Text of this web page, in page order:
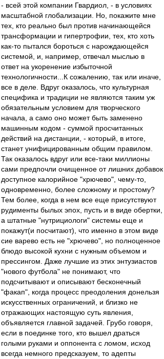
- всей этой компании Гвардиол, - в условиях
масштабной глобализации. Но, покажите мне
тех, кто реально был против начинающейся
трансформации и гипертрофии, тех, кто хоть
как-то пытался бороться с нарождающейся
системой, и, например, отвечал мыслью в
ответ на укоренение избыточной
технологичности...К сожалению, так или иначе,
все в деле. Вдруг оказалось, что культурная
специфика и традиции не являются таким уж
обязательным условием для творческого
начала, а само оно может быть заменено
машинным кодом - суммой просчитанных
действий на дистанции, - который, в итоге,
станет унифицированным общим правилом.
Так оказалось вдруг или все-таки миллионы
сами предпочли очищенное от лишних добавок
доступное калорийное "хрючево", чему-то,
одновременно, более сложному и простому?
Тем более, когда в нем все еще присутствуют
рудименты былых эпох, пусть и в виде обертки,
а штатные "нутрициологи" системы еще и
покажут(и посчитают), что именно в этом виде
сие варево есть не "хрючево", но полноценное
блюдо высокой кухни с нужным объемом и
прессингом. Даже лучшие из этих энтузиастов
"нового футбола" не понимают, что
подсчитывают и описывают бесконечный
"факап", когда процесс преодоления донельзя
искусственных ограничений, и близко не
отражающих настоящую суть явления,
объявляется главной задачей. Грубо говоря,
если в поединке того, кто вышел драться
голыми руками и оппонента с ломом, исход
всегда немного предсказуем, то адепты